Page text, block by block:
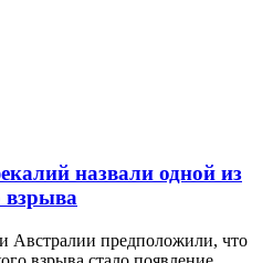
назвали одной из
взрыва
Австралии предположили, что